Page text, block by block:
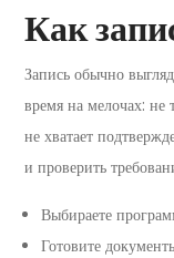
Как
Запись обычно
время на мелочах: не
не хватает
и проверить
Выбираете
Готовите